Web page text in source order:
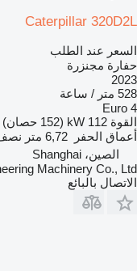
Caterpillar 320D2L
السعر عند الطلب
حفارة مجنزرة
2023
528 متر / ساعة
Euro 4
القوة 112 kW (152 حصان)
أعماق الحفر
6,72 متر
الصين، Shanghai
Machinery Co., Ltd
الاتصال بالبائع